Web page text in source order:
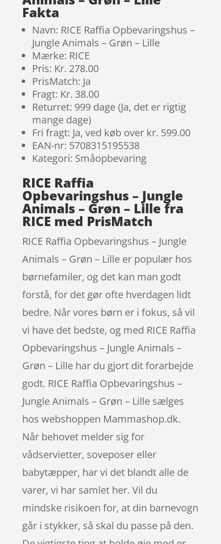
Fakta
Navn: RICE Raffia Opbevaringshus –
Jungle Animals – Grøn – Lille
Mærke: RICE
Pris: Kr. 278.00
PrisMatch: Ja
Fragt: Kr. 38.00
Returret: 999 dage (Ja, det er rigtig
mange dage)
Fri fragt: Ja, ved køb over kr. 599.00
EAN-nr: 5708315195538
Kategori: Småopbevaring
RICE Raffia
Opbevaringshus – Jungle
Animals – Grøn – Lille fra
RICE med PrisMatch
RICE Raffia Opbevaringshus – Jungle
Animals – Grøn – Lille er populær hos
børnefamiler, og det kan man godt
forstå, for det gør ofte hverdagen lidt
bedre. Når vores børn er i fokus, så vil
vi have det bedste, og med RICE Raffia
Opbevaringshus – Jungle Animals –
Grøn – Lille har du gjort dit forarbejde
godt. RICE Raffia Opbevaringshus –
Jungle Animals – Grøn – Lille sælges
hos webshoppen Mammashop.dk.
Når behovet melder sig for
vådservietter, soveposer eller
babytæpper, har vi det blandt alle de
varer, vi har samlet her. Vil du
mindske risikoen for, at din barnevogn
går i stykker, så skal du passe på den.